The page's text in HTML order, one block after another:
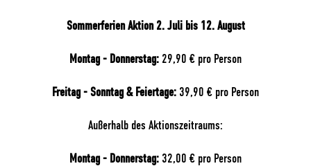
Sommerferien Aktion 2. Juli bis 12. August
Montag - Donnerstag: 29,90 € pro Person
Freitag - Sonntag & Feiertage: 39,90 € pro Person
Außerhalb des Aktionszeitraums:
Montag - Donnerstag: 32,00 € pro Person